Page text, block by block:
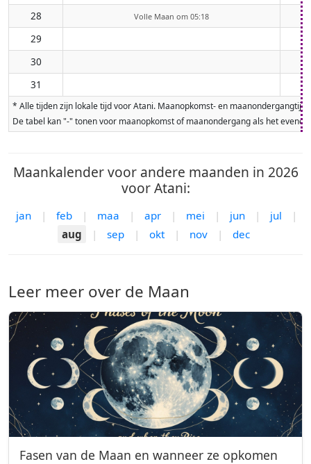
28
Volle Maan om 05:18
29
30
31
* Alle tijden zijn lokale tijd voor Atani. Maanopkomst- en
De tabel kan "-" tonen voor maanopkomst of maanondergang als het
Maankalender voor andere maanden in 2026
voor Atani:
jan | feb | maa | apr | mei | jun | jul
|
aug
| sep | okt | nov | dec
Leer meer over de Maan
Fasen van de Maan en wanneer ze opkomen